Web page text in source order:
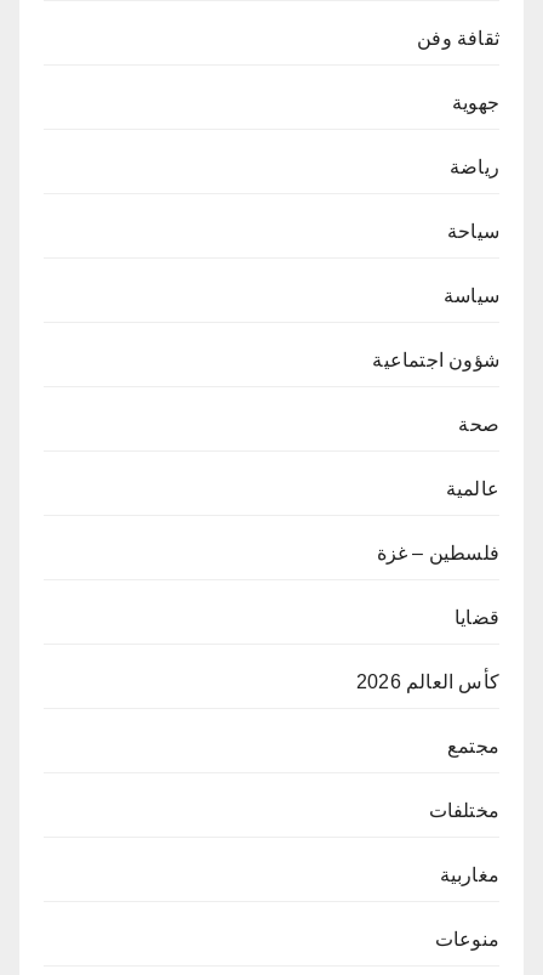
ثقافة وفن
جهوية
رياضة
سياحة
سياسة
شؤون اجتماعية
صحة
عالمية
فلسطين – غزة
قضايا
كأس العالم 2026
مجتمع
مختلفات
مغاربية
منوعات